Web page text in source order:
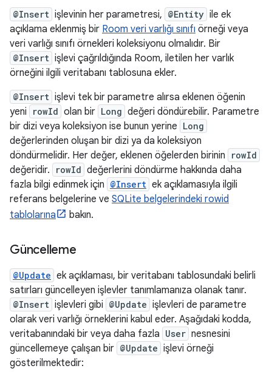
@Insert işlevinin her parametresi, @Entity ile ek
açıklama eklenmiş bir Room veri varlığı sınıfı örneği veya
veri varlığı sınıfı örnekleri koleksiyonu olmalıdır. Bir
@Insert işlevi çağrıldığında Room, iletilen her varlık
örneğini ilgili veritabanı tablosuna ekler.
@Insert işlevi tek bir parametre alırsa eklenen öğenin
yeni
rowId olan bir Long değeri döndürebilir. Parametre
bir dizi veya koleksiyon ise bunun yerine Long
değerlerinden oluşan bir dizi ya da koleksiyon
döndürmelidir. Her değer, eklenen öğelerden birinin
rowId
değeridir. rowId değerlerini döndürme hakkında daha
fazla bilgi edinmek için @Insert ek açıklamasıyla ilgili
referans belgelerine ve SQLite belgelerindeki rowid
tablolarına
bakın.
Güncelleme
@Update ek açıklaması, bir veritabanı tablosundaki belirli
satırları güncelleyen işlevler tanımlamanıza olanak tanır.
@Insert işlevleri gibi @Update işlevleri de parametre
olarak veri varlığı örneklerini kabul eder. Aşağıdaki kodda,
veritabanındaki bir veya daha fazla User nesnesini
güncellemeye çalışan bir @Update işlevi örneği
gösterilmektedir: